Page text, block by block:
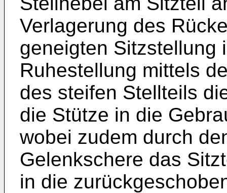
Verlagerung des
geneigten Sitzstellung
Ruhestellung mittels
des steifen Stellteils
die Stütze in die
wobei zudem durch
Gelenkschere das
in die